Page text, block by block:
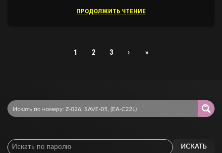
ПРОДОЛЖИТЬ ЧТЕНИЕ
1 2 3 › »
ИСКАТЬ